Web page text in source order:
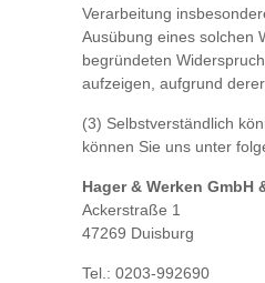
Verarbeitung
Ausübung eines solchen
begründeten
aufzeigen, aufgrund
(3) Selbstverständlich
können Sie uns unter
Hager & Werken GmbH
Ackerstraße 1
47269 Duisburg
Tel.: 0203-992690